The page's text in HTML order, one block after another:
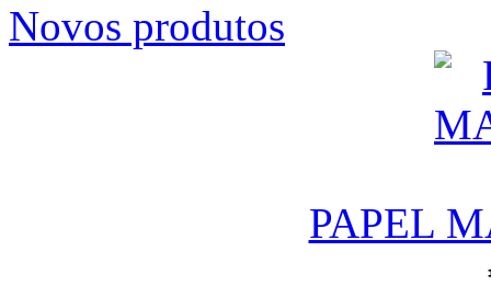
Novos produtos
PAPEL